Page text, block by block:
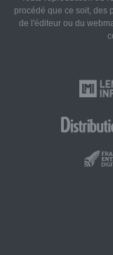
procédé que ce soit, des
de l'éditeur ou du